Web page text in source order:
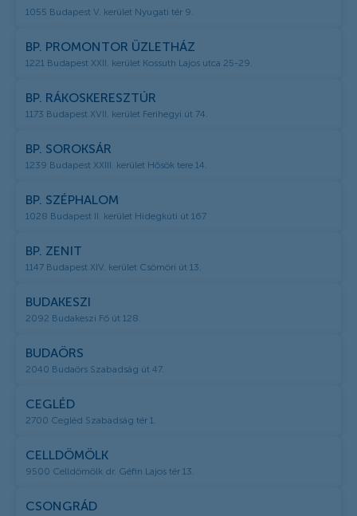
1055 Budapest V. kerület Nyugati tér 9.
BP. PROMONTOR ÜZLETHÁZ
1221 Budapest XXII. kerület Kossuth Lajos utca 25-29.
BP. RÁKOSKERESZTÚR
1173 Budapest XVII. kerület Ferihegyi út 74.
BP. SOROKSÁR
1239 Budapest XXIII. kerület Hősök tere 14.
BP. SZÉPHALOM
1028 Budapest II. kerület Hidegkúti út 167
BP. ZENIT
1147 Budapest XIV. kerület Csömöri út 13.
BUDAKESZI
2092 Budakeszi Fő út 128.
BUDAÖRS
2040 Budaörs Szabadság út 47.
CEGLÉD
2700 Cegléd Szabadság tér 1.
CELLDÖMÖLK
9500 Celldömölk dr. Géfin Lajos tér 13.
CSONGRÁD